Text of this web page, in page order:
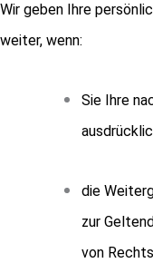
Wir geben Ihre
weiter, wenn:
Sie Ihre
die
zur
von